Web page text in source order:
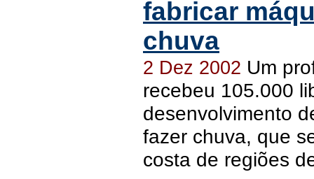
fabricar
chuva
2 Dez 2002 Um
recebeu 105.000
desenvolvimento
fazer chuva, que
costa de regiões